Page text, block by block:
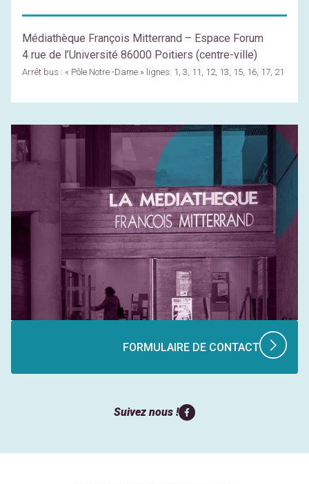
Médiathèque François Mitterrand – Espace Forum
4 rue de l’Université 86000 Poitiers (centre-ville)
Arrêt bus : « Pôle Notre -Dame » lignes: 1, 3, 11, 12, 13, 15, 16, 17, 21
FORMULAIRE DE CONTACT
Suivez nous !